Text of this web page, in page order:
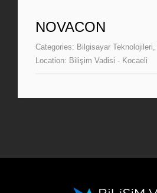
Fona Başvur
NOVACON
Categories: Bilgisayar Teknolojileri
Location: Bilişim Vadisi - Kocaeli